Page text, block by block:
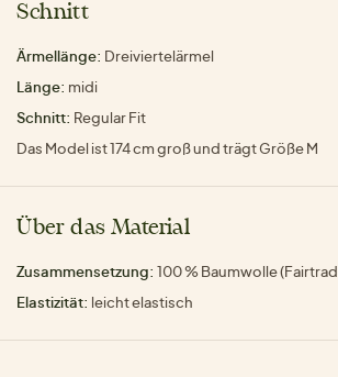
Schnitt
Ärmellänge: Dreiviertelärmel
Länge: midi
Schnitt: Regular Fit
Das Model ist 174 cm groß und trägt Größe M
Über das Material
Zusammensetzung: 100 % Baumwolle
Elastizität: leicht elastisch